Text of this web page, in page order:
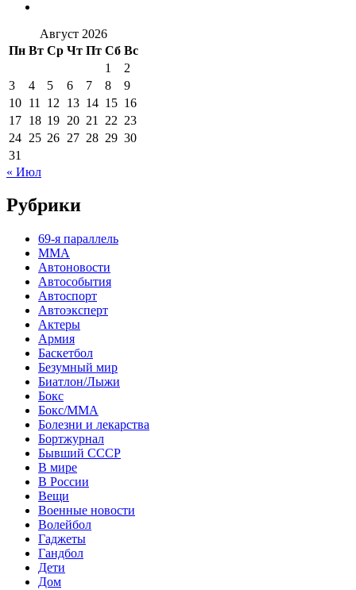
Август 2026
Пн Вт Ср Чт Пт Сб Вс
1
2
3
4 5 6 7 8
9
10 11 12 13 14 15 16
17 18 19 20 21 22 23
24 25 26 27 28 29 30
31
« Июл
Рубрики
69-я параллель
MMA
Автоновости
Автособытия
Автоспорт
Автоэксперт
Актеры
Армия
Баскетбол
Безумный мир
Биатлон/Лыжи
Бокс
Бокс/MMA
Болезни и лекарства
Бортжурнал
Бывший СССР
В мире
В России
Вещи
Военные новости
Волейбол
Гаджеты
Гандбол
Дети
Дом